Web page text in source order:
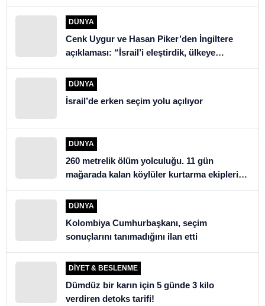
DÜNYA
Cenk Uygur ve Hasan Piker’den İngiltere
açıklaması: “İsrail’i eleştirdik, ülkeye
alınmadık”
DÜNYA
İsrail’de erken seçim yolu açılıyor
DÜNYA
260 metrelik ölüm yolculuğu. 11 gün
mağarada kalan köylüler kurtarma ekiplerini
şoke etti
DÜNYA
Kolombiya Cumhurbaşkanı, seçim
sonuçlarını tanımadığını ilan etti
DIYET & BESLENME
Dümdüz bir karın için 5 günde 3 kilo
verdiren detoks tarifi!